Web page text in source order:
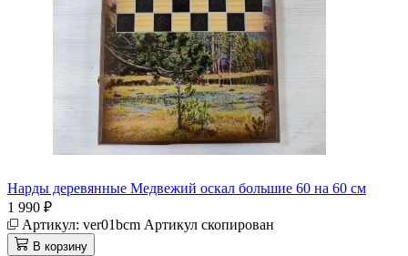
Нарды деревянные Медвежий оскал большие 60 на 60 см
1 990 ₽
Артикул: ver01bcm Артикул скопирован
В корзину